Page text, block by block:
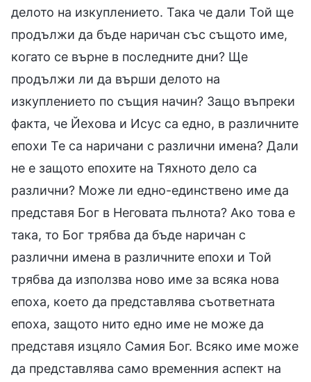
делото на изкуплението. Така че дали Той ще
продължи да бъде наричан със същото име,
когато се върне в последните дни? Ще
продължи ли да върши делото на
изкуплението по същия начин? Защо въпреки
факта, че Йехова и Исус са едно, в различните
епохи Те са наричани с различни имена? Дали
не е защото епохите на Тяхното дело са
различни? Може ли едно-единствено име да
представя Бог в Неговата пълнота? Ако това е
така, то Бог трябва да бъде наричан с
различни имена в различните епохи и Той
трябва да използва ново име за всяка нова
епоха, което да представлява съответната
епоха, защото нито едно име не може да
представя изцяло Самия Бог. Всяко име може
да представлява само временния аспект на